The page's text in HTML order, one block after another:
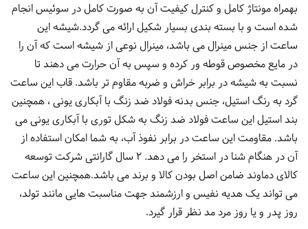
بهمراه مونتاژ کامل و کنترل کیفیت آن به صورت کامل در سوئیس انجام
شده است و با بسته بندی بسیار شکیل ارائه می گردد.شیشه این
ساعت از جنس مینرال می باشد، مینرال نوعی از شیشه است که آن را
در مایع مخصوص قوطه ور کرده و سپس به آن حرارت می دهند تا
نسبت به شیشه در برابر خراش و ضربه مقاوم تر باشد. قاب این ساعت
گرد به رنگ استیل، جنس بدنه فولاد ضد زنگ با آبکاری یونی ، همچنین
بند استیل این ساعت فولاد ضد زنگ به شکل توری با آبکاری یونی می
باشد. مقاومت این ساعت در برابر نفوذ آب، به شما امکان استفاده از
آن در هنگام شنا در استخر را می دهد. 2 سال گارانتی شرکت توسعه
کالای دماوند ضامن اصل بودن کالا و برند می باشد.همچنین این ساعت
می تواند یک هدیه نفیس و ارزشمند جهت مناسبت هایی مانند تولد،
روز پدر و یا روز مرد مد نظر قرار گیرد.